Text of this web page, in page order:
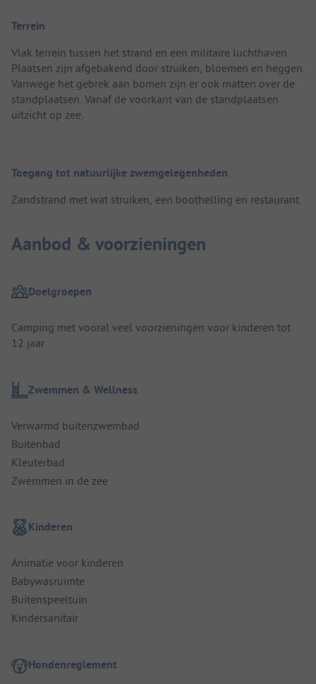
Terrein
Vlak terrein tussen het strand en een militaire luchthaven.
Plaatsen zijn afgebakend door struiken, bloemen en heggen.
Vanwege het gebrek aan bomen zijn er ook matten over de
standplaatsen. Vanaf de voorkant van de standplaatsen
uitzicht op zee.
Toegang tot natuurlijke zwemgelegenheden
Zandstrand met wat struiken, een boothelling en restaurant.
Aanbod & voorzieningen
Doelgroepen
Camping met vooral veel voorzieningen voor kinderen tot
12 jaar
Zwemmen & Wellness
Verwarmd buitenzwembad
Buitenbad
Kleuterbad
Zwemmen in de zee
Kinderen
Animatie voor kinderen
Babywasruimte
Buitenspeeltuin
Kindersanitair
Hondenreglement